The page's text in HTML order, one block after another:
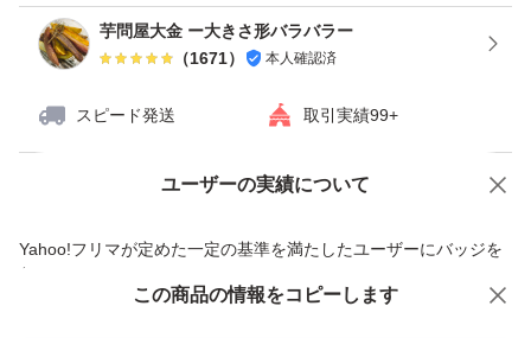
<注意事項>
箱込み（=段ボールとじゃがいもを合わせて）20kgとあり
で、0.5kgほど多めになっております。
芋問屋大金 ー大きさ形バラバラー
（1671） 本人確認済
スピード発送 取引実績99+
ユーザーの実績について
Yahoo!フリマが定めた一定の基準を満たしたユーザーにバッジを
付与しています
価格の相談 商品への質問
この商品の情報をコピーします
この商品をみている人にオススメ